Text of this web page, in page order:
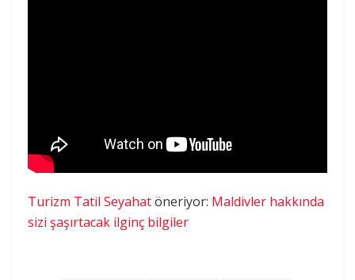
Turizm Tatil Seyahatöneriyor: Maldivler hakkında
sizi şaşırtacak ilginç bilgiler